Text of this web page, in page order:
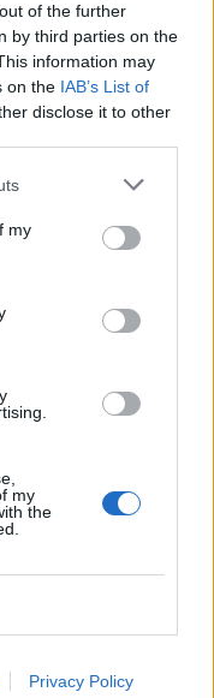
of the further
by third parties on the
information may
on the IAB’s List of
disclose it to other
my
my
the
Privacy Policy